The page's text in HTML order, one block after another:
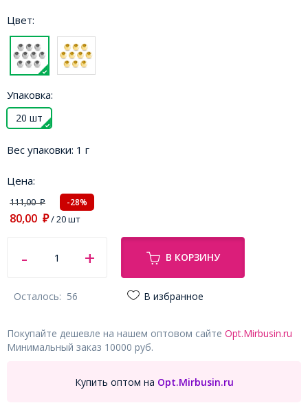
Цвет:
Упаковка:
20 шт
Вес упаковки: 1 г
Цена:
111,00₽ -28%
80,00 ₽/ 20 шт
В КОРЗИНУ
Осталось: 56 В избранное
Покупайте дешевле на нашем оптовом сайте Opt.Mirbusin.ru
Минимальный заказ 10000 руб.
Купить оптом на Opt.Mirbusin.ru